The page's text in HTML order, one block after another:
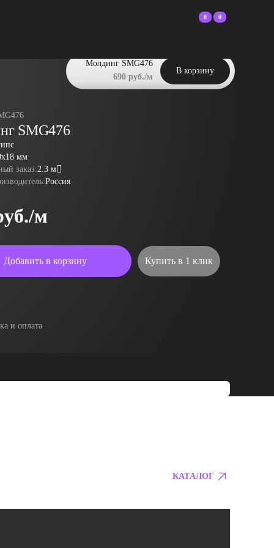
0 0
SMG476
мм
заказ:2.3 м
Россия
м
Добавить в корзину Купить в 1 клик
Молдинг SMG476
690 руб./м
В корзину
и оплата
КАТАЛОГ